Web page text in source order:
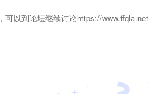
可以到论坛继续讨论https://www.ffqla.net